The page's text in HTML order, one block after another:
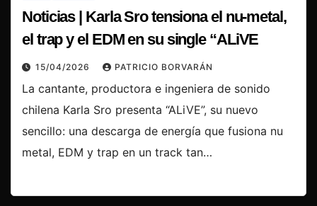
Noticias | Karla Sro tensiona el nu-metal,
el trap y el EDM en su single “ALiVE
15/04/2026 PATRICIO BORVARÁN
La cantante, productora e ingeniera de sonido
chilena Karla Sro presenta “ALiVE”, su nuevo
sencillo: una descarga de energía que fusiona nu
metal, EDM y trap en un track tan…